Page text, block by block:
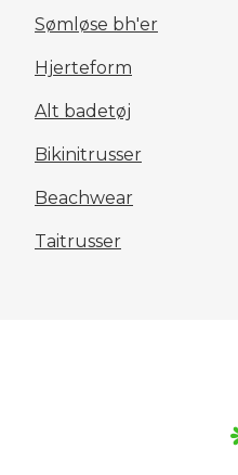
Sømløse bh'er
Hjerteform
Alt badetøj
Bikinitrusser
Beachwear
Taitrusser